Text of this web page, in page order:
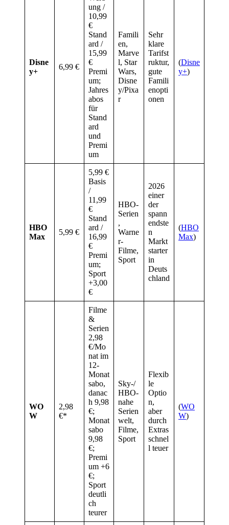
Disne
y+
6,99 €
ung /
10,99
€
Stand
ard /
15,99
€
Premi
um;
Jahres
abos
für
Stand
ard
und
Premi
um
Famili
en,
Marve
l, Star
Wars,
Disne
y/Pixa
r
Sehr
klare
Tarifst
ruktur,
gute
Famili
enopti
onen
(Disne
y+)
HBO
Max
5,99 €
5,99 €
Basis
/
11,99
€
Stand
ard /
16,99
€
Premi
um;
Sport
+3,00
€
HBO-
Serien
,
Warne
r-
Filme,
Sport
2026
einer
der
spann
endste
n
Markt
starter
in
Deuts
chland
(HBO
Max)
WO
W
2,98
€*
Filme
&
Serien
2,98
€/Mo
nat im
12-
Monat
sabo,
danac
h 9,98
€;
Monat
sabo
9,98
€;
Premi
um +6
€;
Sport
deutli
ch
teurer
Sky-/
HBO-
nahe
Serien
welt,
Filme,
Sport
Flexib
le
Optio
n,
aber
durch
Extras
schnel
l teuer
(WO
W)